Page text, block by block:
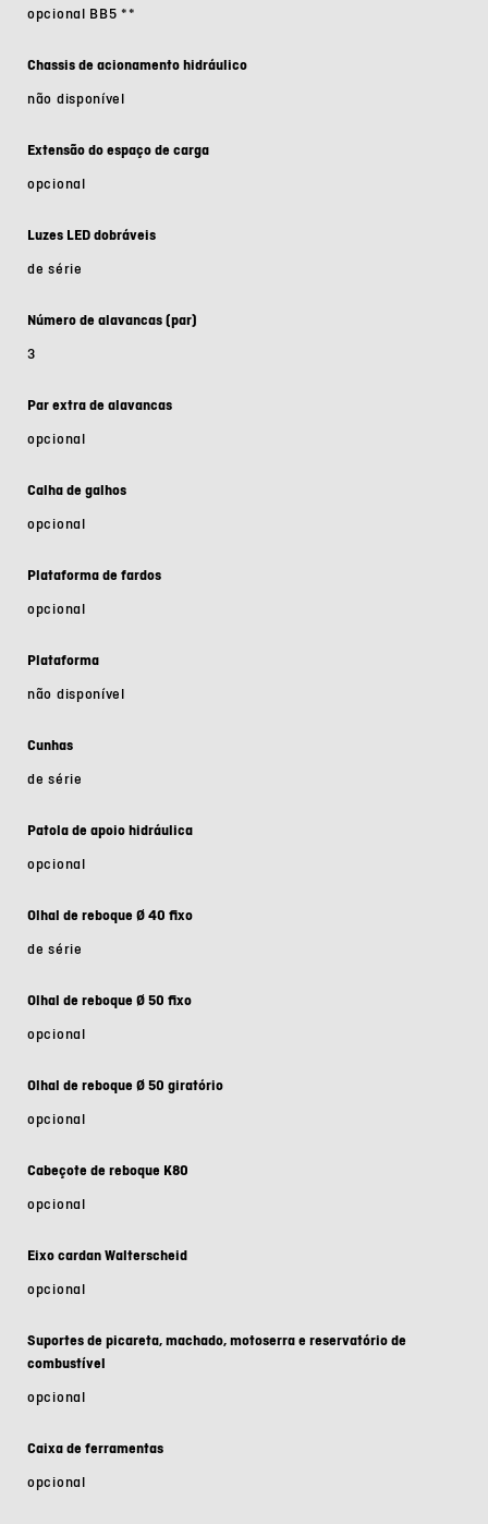
opcional BB5**
Chassis de acionamento hidráulico
não disponível
Extensão do espaço de carga
opcional
Luzes LED dobráveis
de série
Número de alavancas (par)
3
Par extra de alavancas
opcional
Calha de galhos
opcional
Plataforma de fardos
opcional
Plataforma
não disponível
Cunhas
de série
Patola de apoio hidráulica
opcional
Olhal de reboque Ø 40 fixo
de série
Olhal de reboque Ø 50 fixo
opcional
Olhal de reboque Ø 50 giratório
opcional
Cabeçote de reboque K80
opcional
Eixo cardan Walterscheid
opcional
Suportes de picareta, machado, motoserra e reservatório de
combustível
opcional
Caixa de ferramentas
opcional